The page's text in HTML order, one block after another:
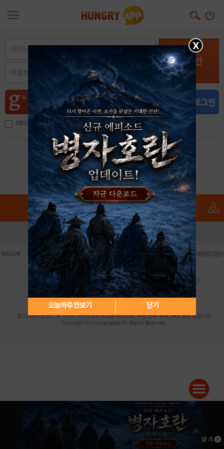
로그인
아이디, 이메일 저장
아이디 / 비밀번호 찾기 회원가입
X
오늘하루 안보기 닫기
로그인 PC버전 전체앱
회사소개 이용약관 | 개인정보 처리방침 | 청소년 보호정책 | 불법촬영물 신고센터 | 제휴광고문의
사업자등록번호:119-86-61101 (주)스마트나우 대표이사:송현두
주소: 서울시 금천구 가산디지털1로 171 연락처:063-284-8635 팩스:02-6265-0377
청소년보호책임자:김동욱desk@hungryapp.co.kr
등록번호:서울아02322 | 등록일자:2016년4월25일
발행인:(주)스마트나우 송현두 | 편집인:김동욱
헝그리앱의 콘텐츠 및 기사는 저작권법의 보호를 받으므로, 무단 전재, 복사, 배포 등을 금합니다.
Copyright (c) HungryApp All Rights Reserved.